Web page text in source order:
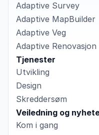
Adaptive Survey
Adaptive MapBuilder
Adaptive Veg
Adaptive Renovasjon
Tjenester
Utvikling
Design
Skreddersøm
Veiledning og
Kom i gang